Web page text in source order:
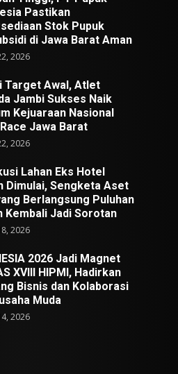
Pastikan
Stok Pupuk
di Jawa Barat Aman
2026
Target Awal, Atlet
Jambi Sukses Naik
Kejuaraan Nasional
Jawa Barat
2026
Lahan Eks Hotel
Dimulai, Sengketa Aset
Berlangsung Puluhan
Kembali Jadi Sorotan
2026
2026 Jadi Magnet
XVIII HIPMI, Hadirkan
Bisnis dan Kolaborasi
Muda
2026